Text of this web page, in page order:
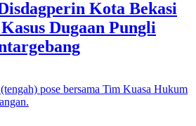
Kota Bekasi
Dugaan Pungli